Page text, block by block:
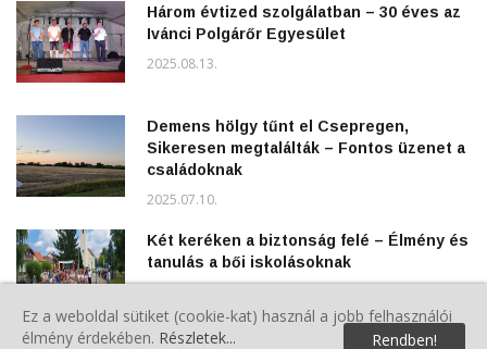
Három évtized szolgálatban – 30 éves az
Ivánci Polgárőr Egyesület
2025.08.13.
Demens hölgy tűnt el Csepregen,
Sikeresen megtalálták – Fontos üzenet a
családoknak
2025.07.10.
Két keréken a biztonság felé – Élmény és
tanulás a bői iskolásoknak
Ez a weboldal sütiket (cookie-kat) használ a jobb felhasználói
élmény érdekében. Részletek... Rendben!